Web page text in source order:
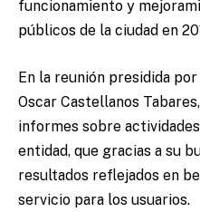
funcionamiento y
públicos de la ciudad en
En la reunión presidida
Oscar Castellanos
informes sobre
entidad, que gracias a su
resultados reflejados en
servicio para los usuarios.